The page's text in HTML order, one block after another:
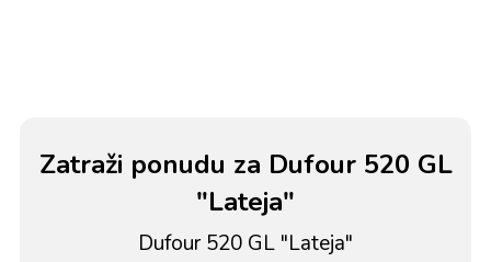
Zatraži ponudu za Dufour 520 GL
"Lateja"
Dufour 520 GL "Lateja"